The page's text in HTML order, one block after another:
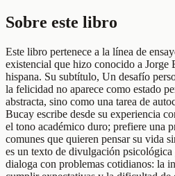
Sobre este libro
Este libro pertenece a la línea de
existencial que hizo conocido a Jorge
hispana. Su subtítulo, Un desafío
la felicidad no aparece como estado
abstracta, sino como una tarea de
Bucay escribe desde su experiencia
el tono académico duro; prefiere una
comunes que quieren pensar su vida
es un texto de divulgación
dialoga con problemas cotidianos: la